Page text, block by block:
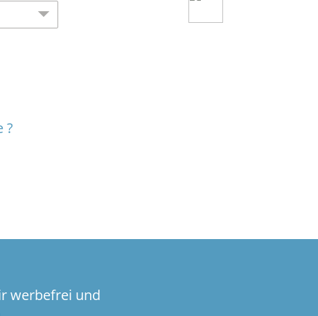
?
werbefrei und